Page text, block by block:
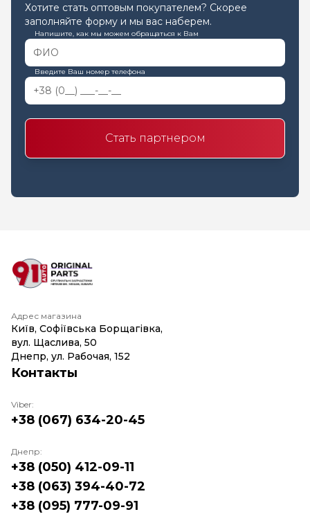
Хотите стать оптовым покупателем? Скорее
заполняйте форму и мы вас наберем.
Напишите, как мы можем обращаться к Вам
Введите Ваш номер телефона
Стать партнером
Адрес магазина
Київ, Софіївська Борщагівка,
вул. Щаслива, 50
Днепр, ул. Рабочая, 152
Контакты
Viber:
+38 (067) 634-20-45
Днепр:
+38 (050) 412-09-11
+38 (063) 394-40-72
+38 (095) 777-09-91